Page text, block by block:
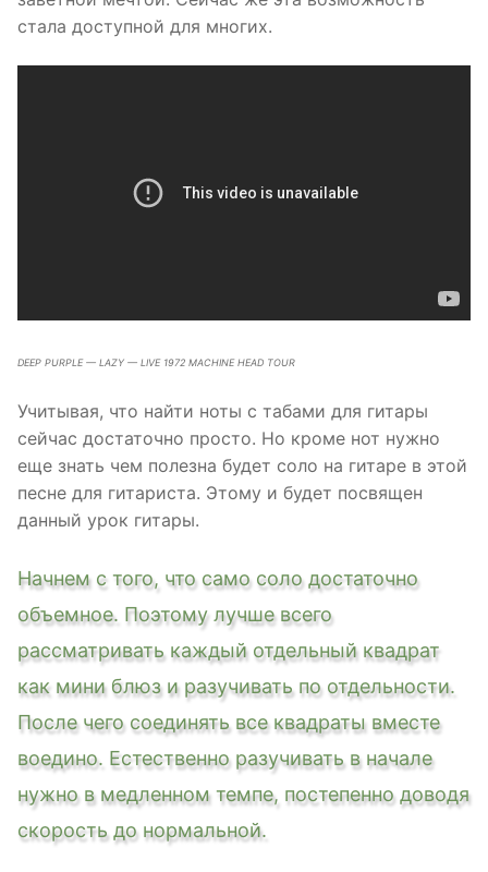
стала доступной для многих.
DEEP PURPLE — LAZY — LIVE 1972 MACHINE HEAD TOUR
Учитывая, что найти ноты с табами для гитары
сейчас достаточно просто. Но кроме нот нужно
еще знать чем полезна будет соло на гитаре в этой
песне для гитариста. Этому и будет посвящен
данный урок гитары.
Начнем с того, что само соло достаточно
объемное. Поэтому лучше всего
рассматривать каждый отдельный квадрат
как мини блюз и разучивать по отдельности.
После чего соединять все квадраты вместе
воедино. Естественно разучивать в начале
нужно в медленном темпе, постепенно доводя
скорость до нормальной.